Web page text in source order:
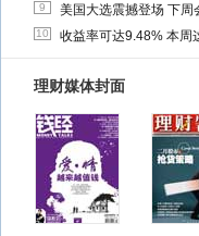
9 美国大选震撼登场 下周
10 收益率可达9.48% 本周
理财媒体封面